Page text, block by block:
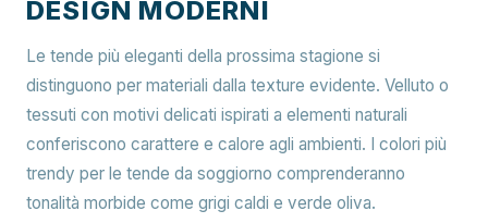
DESIGN MODERNI
Le tende più eleganti della prossima stagione si
distinguono per materiali dalla texture evidente. Velluto o
tessuti con motivi delicati ispirati a elementi naturali
conferiscono carattere e calore agli ambienti. I colori più
trendy per le tende da soggiorno comprenderanno
tonalità morbide come grigi caldi e verde oliva.